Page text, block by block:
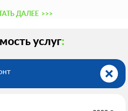
ДАЛЕЕ >>>
услуг: